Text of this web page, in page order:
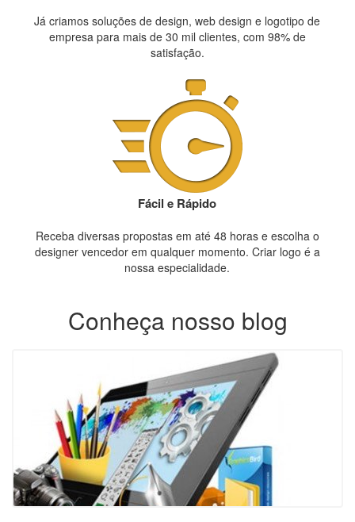
Já criamos soluções de design, web design e logotipo de
empresa para mais de 30 mil clientes, com 98% de
satisfação.
Fácil e Rápido
Receba diversas propostas em até 48 horas e escolha o
designer vencedor em qualquer momento. Criar logo é a
nossa especialidade.
Conheça nosso blog